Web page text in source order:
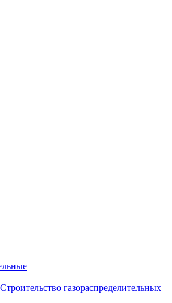
Строительство газораспределительных